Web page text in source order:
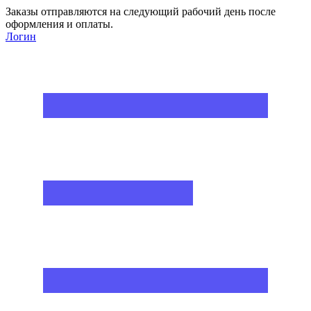
Заказы отправляются на следующий рабочий день после
оформления и оплаты.
Логин